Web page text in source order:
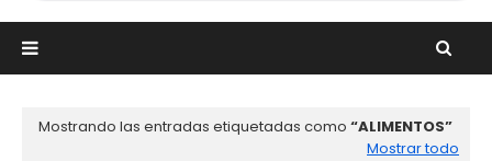
Mostrando las entradas etiquetadas como ALIMENTOS
Mostrar todo